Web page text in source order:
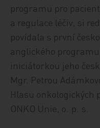
programu pro
a regulace léčiv, si
povídala s první
anglického programu
iniciátorkou jeho
Mgr. Petrou
Hlasu onkologických
ONKO Unie, o. p. s.